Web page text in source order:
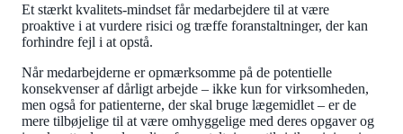
Et stærkt kvalitets-mindset får medarbejdere til at være
proaktive i at vurdere risici og træffe foranstaltninger, der kan
forhindre fejl i at opstå.
Når medarbejderne er opmærksomme på de potentielle
konsekvenser af dårligt arbejde – ikke kun for virksomheden,
men også for patienterne, der skal bruge lægemidlet – er de
mere tilbøjelige til at være omhyggelige med deres opgaver og